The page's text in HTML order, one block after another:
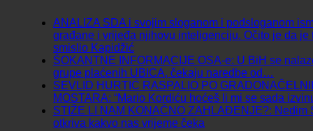
ANALIZA SDA i svojim sloganom i podsloganom
građane i vrijeđa njihovu inteligenciju. Očito je da je
smislio Kapidžić
ŠOKANTNE INFORMACIJE OSA-e: U BiH se
grupe plaćenih UBICA, čekaju naredbe od…
SEVLID HURTIĆ RASPALIO PO
MOSTARA: “Mario Kordiću hoćeš li mi se sada
STIŽE LI NAM KONAČNO ZAHLAĐENJE?: Nedim
otkriva kakvo nas vrijeme čeka